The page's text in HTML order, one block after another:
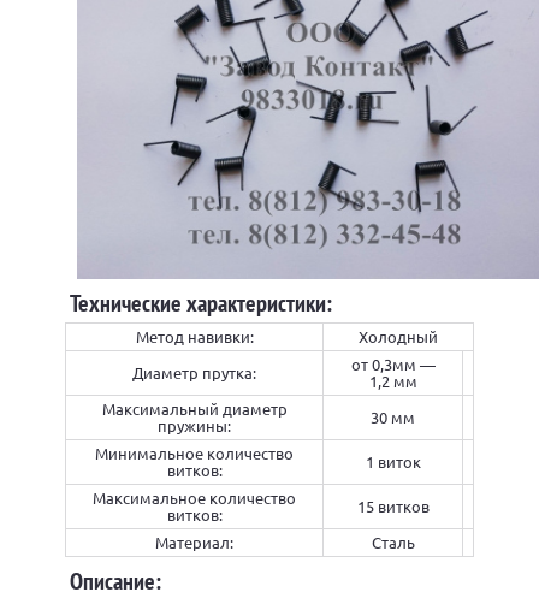
Технические характеристики:
Метод навивки:
Холодный
Диаметр прутка:
от 0,3мм —
1,2 мм
Максимальный диаметр
пружины:
30 мм
Минимальное количество
витков:
1 виток
Максимальное количество
витков:
15 витков
Материал:
Сталь
Описание: